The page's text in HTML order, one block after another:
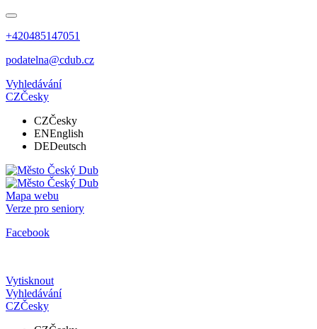
+420485147051
podatelna@cdub.cz
Vyhledávání
CZČesky
CZČesky
ENEnglish
DEDeutsch
Mapa webu
Verze pro seniory
Facebook
Vytisknout
Vyhledávání
CZČesky